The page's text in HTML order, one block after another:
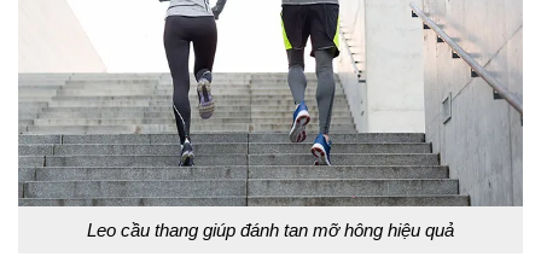
Leo cầu thang giúp đánh tan mỡ hông hiệu quả